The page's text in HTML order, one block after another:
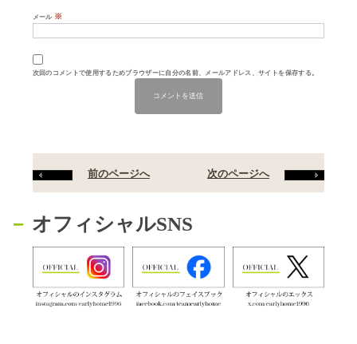
メール ※
次回のコメントで使用するためブラウザーに自分の名前、メールアドレス、サイトを保存する。
次のページへ
前のページへ
オフィシャルSNS